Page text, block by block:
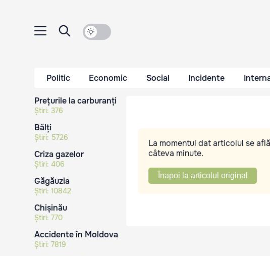
Politic Economic Social Incidente
Prețurile la carburanți
Știri: 376
Bălți
Știri: 5726
Criza gazelor
Știri: 406
Găgăuzia
Știri: 10842
Chișinău
Știri: 770
Accidente în Moldova
Știri: 7819
La momentul dat articolul se
câteva minute.
Înapoi la articolul original